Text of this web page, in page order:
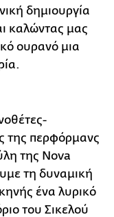
δημιουργία
καλώντας μας
ουρανό μια
της περφόρμανς
της Nova
τη δυναμική
ένα λυρικό
του Σικελού